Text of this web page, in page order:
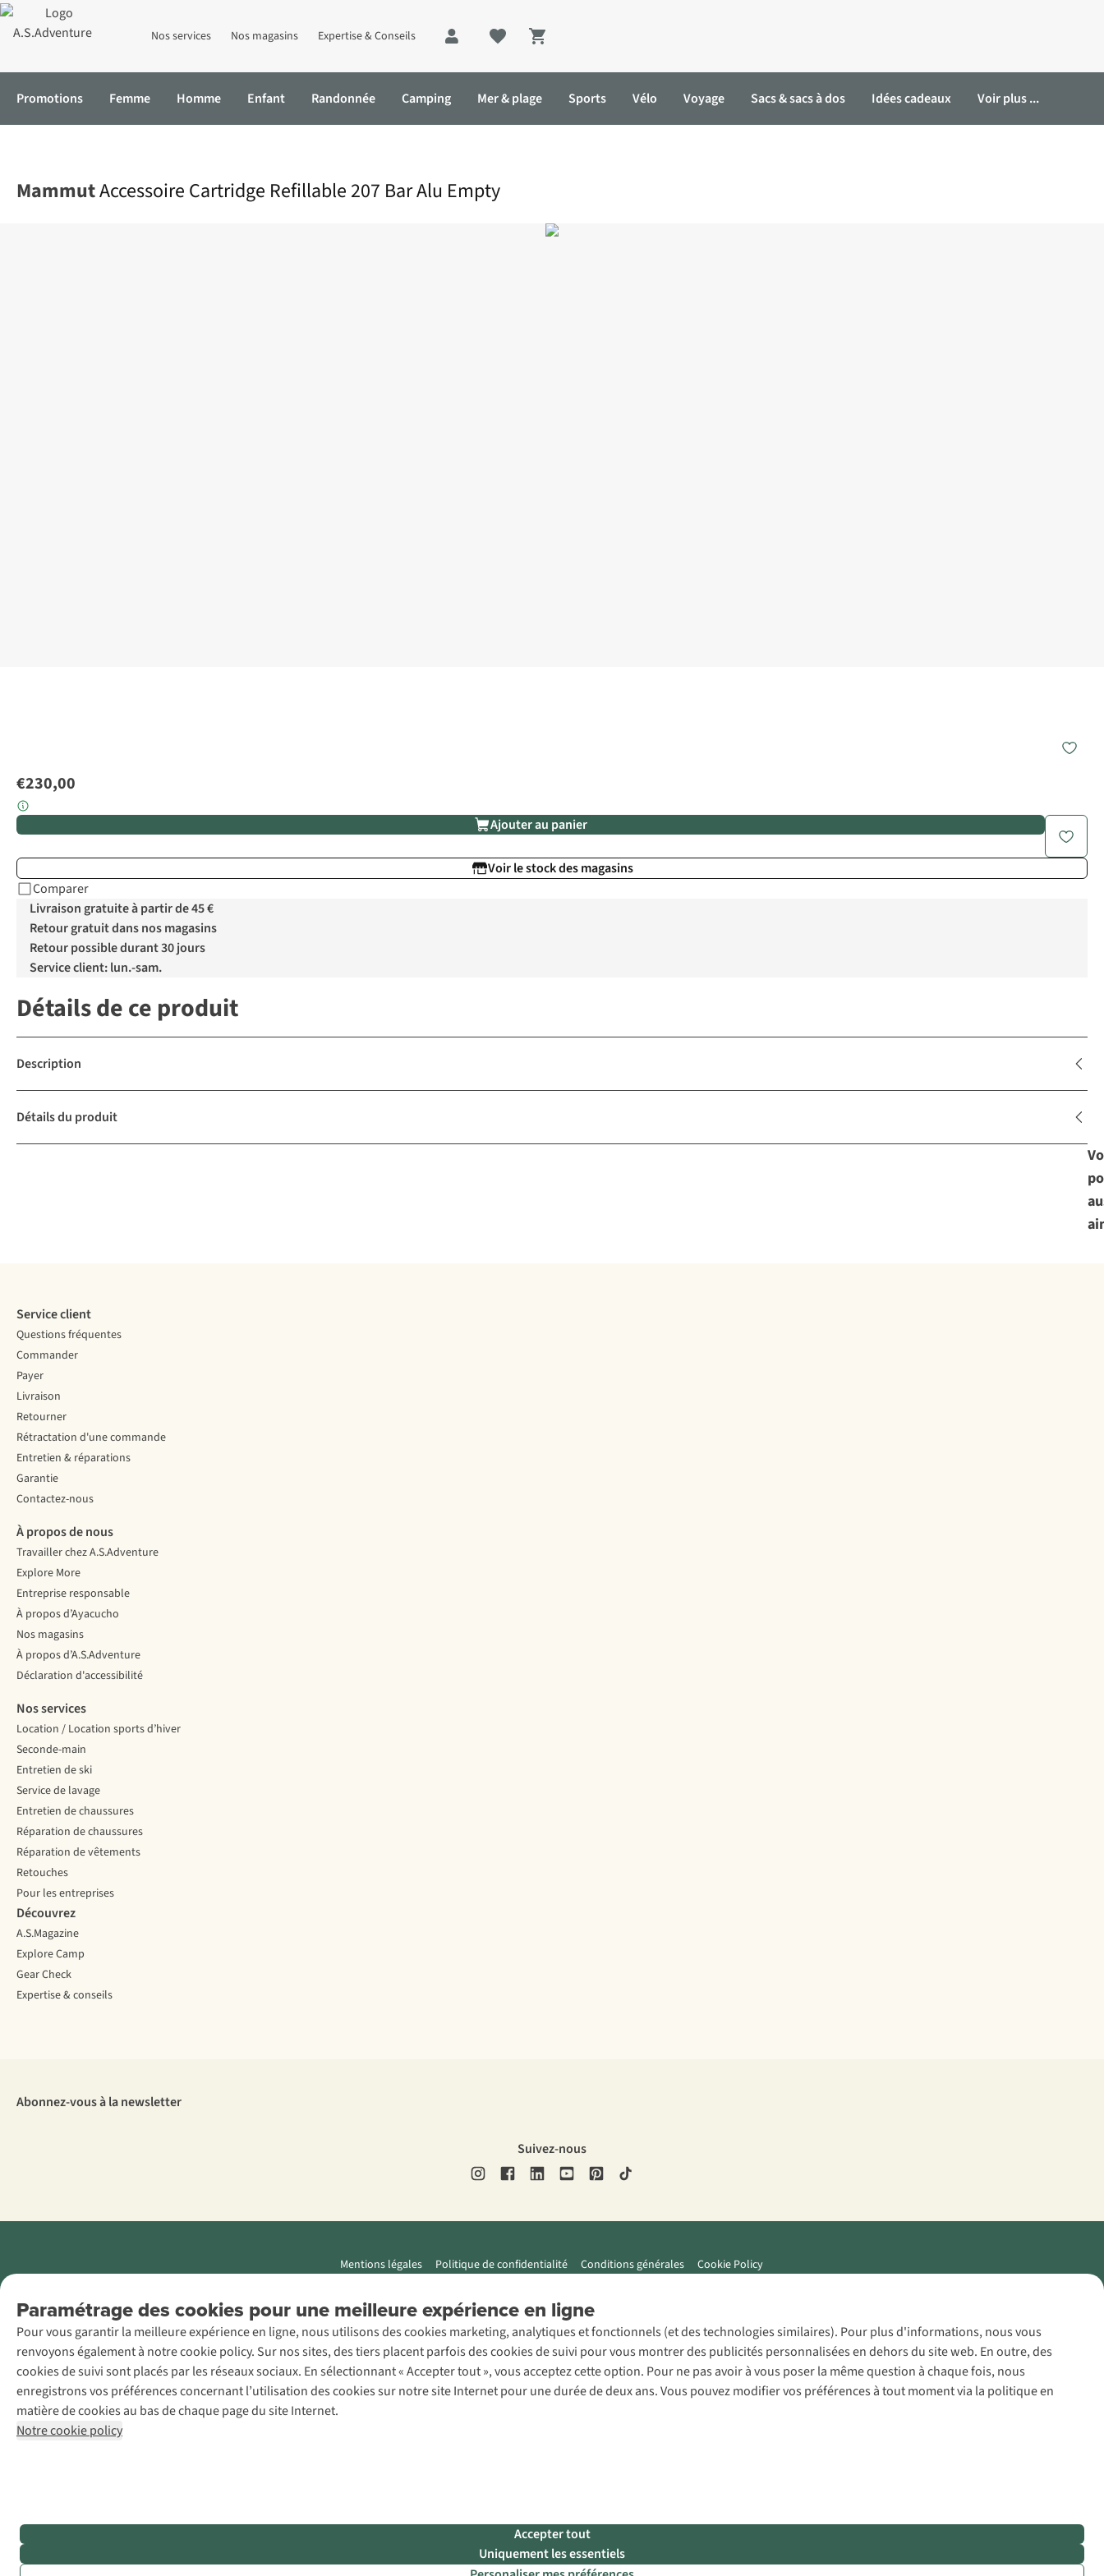
Nos services Nos magasins Expertise & Conseils
Shopping cart
Promotions Femme Homme Enfant Randonnée Camping Mer & plage Sports Vélo Voyage Sacs & sacs à dos Idées cadeaux Voir plus ...
MammutAccessoire Cartridge Refillable 207 Bar Alu Empty
€230,00
Ajouter au panier
Voir le stock des magasins
Comparer
Livraison gratuite à partir de 45 €
Retour gratuit dans nos magasins
Retour possible durant 30 jours
Service client: lun.-sam.
Détails de ce produit
Description
Détails du produit
Paramétrage des cookies pour une meilleure expérience en ligne
Pour vous garantir la meilleure expérience en ligne, nous utilisons des cookies marketing, analytiques et fonctionnels (et des technologies similaires). Pour plus d'informations, nous vous
renvoyons également à notre cookie policy. Sur nos sites, des tiers placent parfois des cookies de suivi pour vous montrer des publicités personnalisées en dehors du site web. En outre, des
cookies de suivi sont placés par les réseaux sociaux. En sélectionnant « Accepter tout », vous acceptez cette option. Pour ne pas avoir à vous poser la même question à chaque fois, nous
enregistrons vos préférences concernant l’utilisation des cookies sur notre site Internet pour une durée de deux ans. Vous pouvez modifier vos préférences à tout moment via la politique en
matière de cookies au bas de chaque page du site Internet.
Notre cookie policy
Accepter tout
Uniquement les essentiels
Service client
Questions fréquentes
Commander
Payer
Livraison
Retourner
Rétractation d'une commande
Entretien & réparations
Garantie
Contactez-nous
À propos de nous
Travailler chez A.S.Adventure
Explore More
Entreprise responsable
À propos d’Ayacucho
Nos magasins
À propos d’A.S.Adventure
Déclaration d'accessibilité
Nos services
Location / Location sports d’hiver
Seconde-main
Entretien de ski
Service de lavage
Entretien de chaussures
Réparation de chaussures
Réparation de vêtements
Retouches
Pour les entreprises
Découvrez
A.S.Magazine
Explore Camp
Gear Check
Expertise & conseils
Abonnez-vous à la newsletter
Suivez-nous
Mentions légales Politique de confidentialité Conditions générales Cookie Policy
AS Adventure
Luxemburg SA,
Boulevard F.W.
Raiffeisen 25, L-
2411
Luxembourg
+32 (0)3 828
30 15